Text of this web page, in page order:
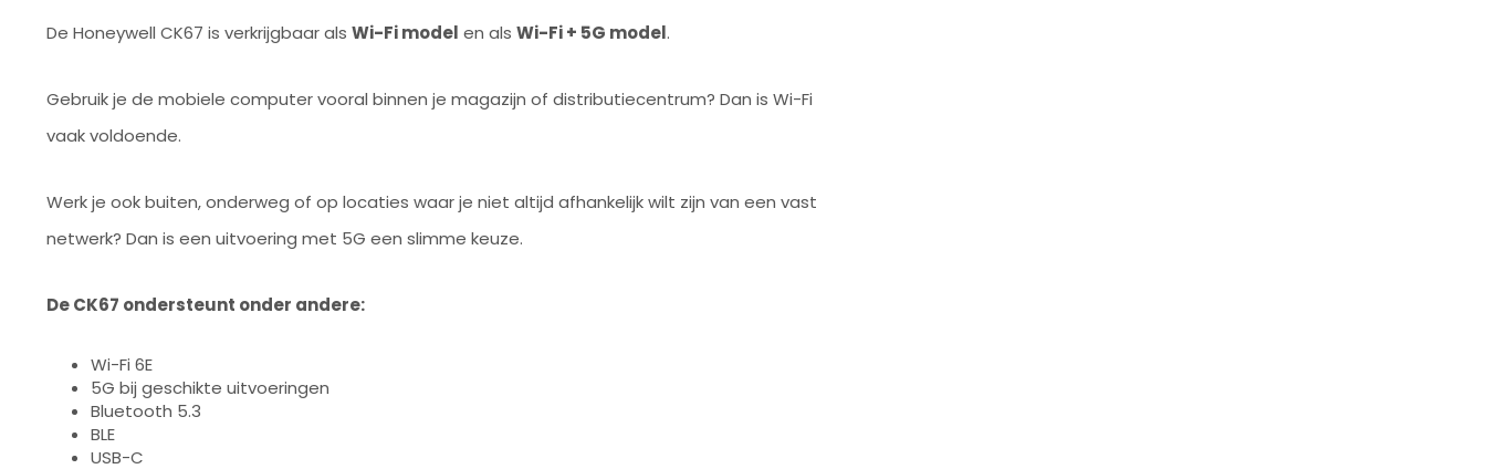
De Honeywell CK67 is verkrijgbaar als Wi-Fi model en als Wi-Fi + 5G model.
Gebruik je de mobiele computer vooral binnen je magazijn of distributiecentrum? Dan is Wi-Fi
vaak voldoende.
Werk je ook buiten, onderweg of op locaties waar je niet altijd afhankelijk wilt zijn van een vast
netwerk? Dan is een uitvoering met 5G een slimme keuze.
De CK67 ondersteunt onder andere:
Wi-Fi 6E
5G bij geschikte uitvoeringen
Bluetooth 5.3
BLE
USB-C